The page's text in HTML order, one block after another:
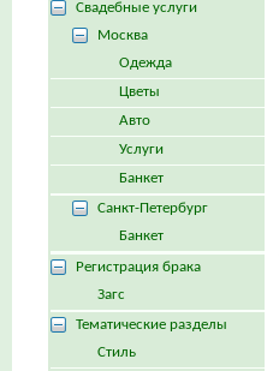
Свадебные услуги
Москва
Одежда
Цветы
Авто
Услуги
Банкет
Санкт-Петербург
Банкет
Регистрация брака
Загс
Тематические разделы
Стиль